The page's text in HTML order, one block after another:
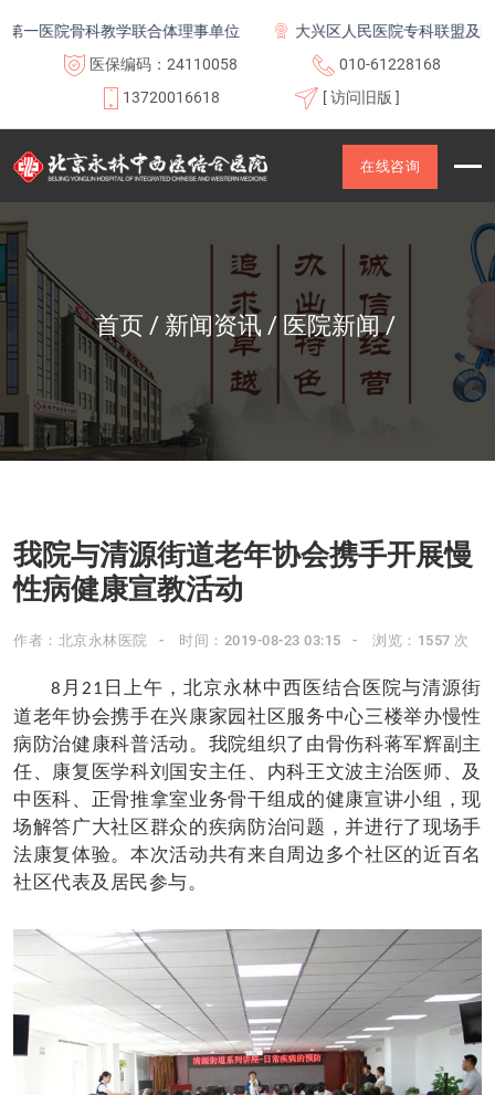
院骨科教学联合体理事单位
大兴区人民医院专科联盟及医联体
医保编码：24110058
010-61228168
13720016618
[ 访问旧版 ]
在线咨询
首页 新闻资讯 医院新闻
我院与清源街道老年协会携手开展慢
性病健康宣教活动
作者：北京永林医院 时间：2019-08-23 03:15 浏览：1557 次
8 月 21 日上午，北京永林中西医结合医院与清源街
道老年协会携手在兴康家园社区服务中心三楼举办慢性
病防治健康科普活动。我院组织了由骨伤科蒋军辉副主
任、康复医学科刘国安主任、内科王文波主治医师、及
中医科、正骨推拿室业务骨干组成的健康宣讲小组，现
场解答广大社区群众的疾病防治问题，并进行了现场手
法康复体验。本次活动共有来自周边多个社区的近百名
社区代表及居民参与。